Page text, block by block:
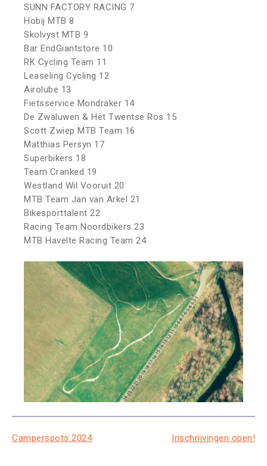
SUNN FACTORY RACING 7
Hobij MTB 8
Skolvyst MTB 9
Bar EndGiantstore 10
RK Cycling Team 11
Leaseling Cycling 12
Airolube 13
Fietsservice Mondraker 14
De Zwaluwen & Het Twentse Ros 15
Scott Zwiep MTB Team 16
Matthias Persyn 17
Superbikers 18
Team Cranked 19
Westland Wil Vooruit 20
MTB Team Jan van Arkel 21
Bikesporttalent 22
Racing Team Noordbikers 23
MTB Havelte Racing Team 24
BERICHT
Camperspots 2024 Inschrijvingen open!